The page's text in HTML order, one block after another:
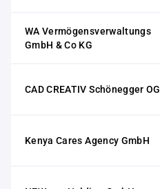
WA Vermögensverwaltungs
GmbH & Co KG
CAD CREATIV Schönegger OG
Kenya Cares Agency GmbH